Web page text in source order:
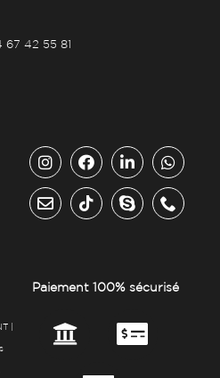
67 42 55 81
|
Paiement 100% sécurisé